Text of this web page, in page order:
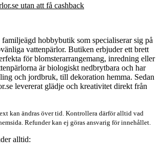
utan att få cashback
familjeägd hobbybutik som specialiserar sig på
vattenpärlor. Butiken erbjuder ett brett
för blomsterarrangemang, inredning eller
är biologiskt nedbrytbara och har
och jordbruk, till dekoration hemma. Sedan
levererat glädje och kreativitet direkt från
kan ändras över tid. Kontrollera därför alltid vad
Refunder kan ej göras ansvarig för innehållet.
alltid: